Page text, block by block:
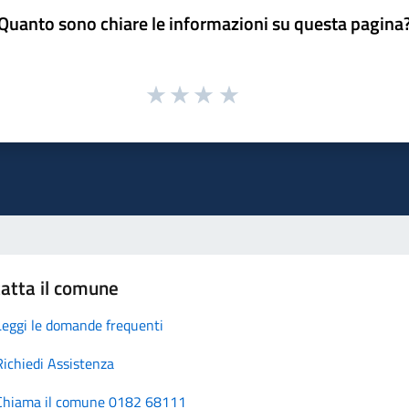
sono chiare le informazioni su questa
il comune
le domande frequenti
Assistenza
il comune 0182 68111